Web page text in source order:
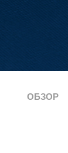
ОБЗОР